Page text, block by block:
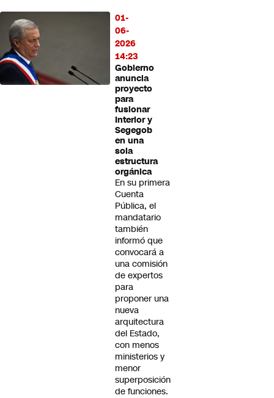
01-
06-
2026
14:23
Gobierno
anuncia
proyecto
para
fusionar
Interior y
Segegob
en una
sola
estructura
orgánica
En su primera
Cuenta
Pública, el
mandatario
también
informó que
convocará a
una comisión
de expertos
para
proponer una
nueva
arquitectura
del Estado,
con menos
ministerios y
menor
superposición
de funciones.